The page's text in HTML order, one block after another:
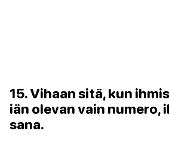
15. Vihaan sitä, kun
iän olevan vain numero,
sana.